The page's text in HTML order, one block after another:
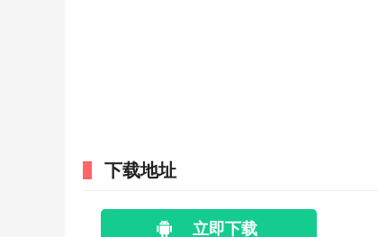
下载地址
立即下载